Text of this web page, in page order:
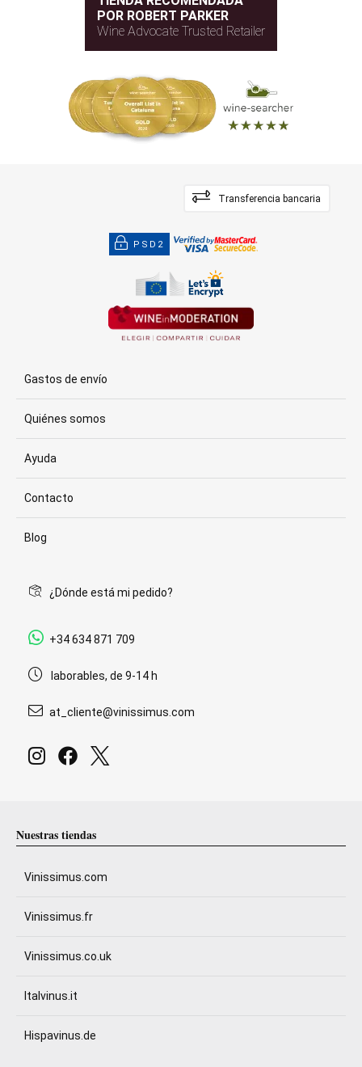
POR ROBERT PARKER
Wine Advocate Trusted Retailer
Transferencia bancaria
PSD2
Gastos de envío
Quiénes somos
Ayuda
Contacto
Blog
¿Dónde está mi pedido?
+34 634 871 709
laborables, de 9-14 h
at_cliente@vinissimus.com
Nuestras tiendas
Vinissimus.com
Vinissimus.fr
Vinissimus.co.uk
Italvinus.it
Hispavinus.de